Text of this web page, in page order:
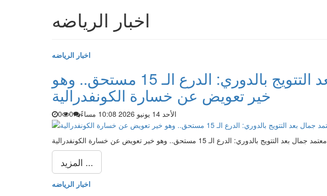
اخبار الرياضه
اخبار الرياضه
معتمد جمال بعد التتويج بالدوري: الدرع الـ 15 مستحق.. وهو
خير تعويض عن خسارة الكونفدرالية
الأحد 14 يونيو 2026 10:08 مساءً 0
0
معتمد جمال بعد التتويج بالدوري: الدرع الـ 15 مستحق.. وهو خير تعويض عن خسارة الكونفدرالية
المزيد ...
اخبار الرياضه